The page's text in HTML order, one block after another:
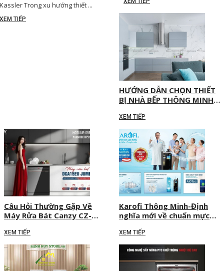
Toàn Tuyệt Đối
Kassler Trong xu hướng thiết ...
XEM TIẾP
năm 2025?
HƯỚNG DẪN CHỌN THIẾT
BỊ NHÀ BẾP THÔNG MINH
CĂN HỘ
XEM TIẾP
Câu Hỏi Thường Gặp Về
Máy Rửa Bát Canzy CZ-
XEM TIẾP
Karofi Thông Minh-Định
nghĩa mới về chuẩn mực
XEM TIẾP